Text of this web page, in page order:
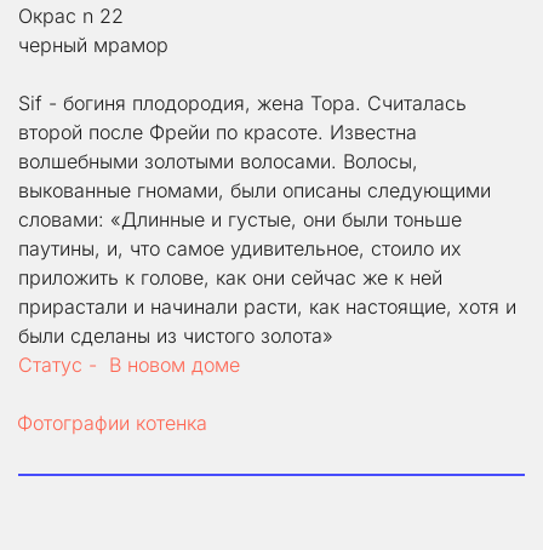
Окрас n 22
черный мрамор
Sif - богиня плодородия, жена Тора. Считалась
второй после Фрейи по красоте. Известна
волшебными золотыми волосами. Волосы,
выкованные гномами, были описаны следующими
словами: «Длинные и густые, они были тоньше
паутины, и, что самое удивительное, стоило их
приложить к голове, как они сейчас же к ней
прирастали и начинали расти, как настоящие, хотя и
были сделаны из чистого золота»
Статус -  В новом доме
Фотографии котенка